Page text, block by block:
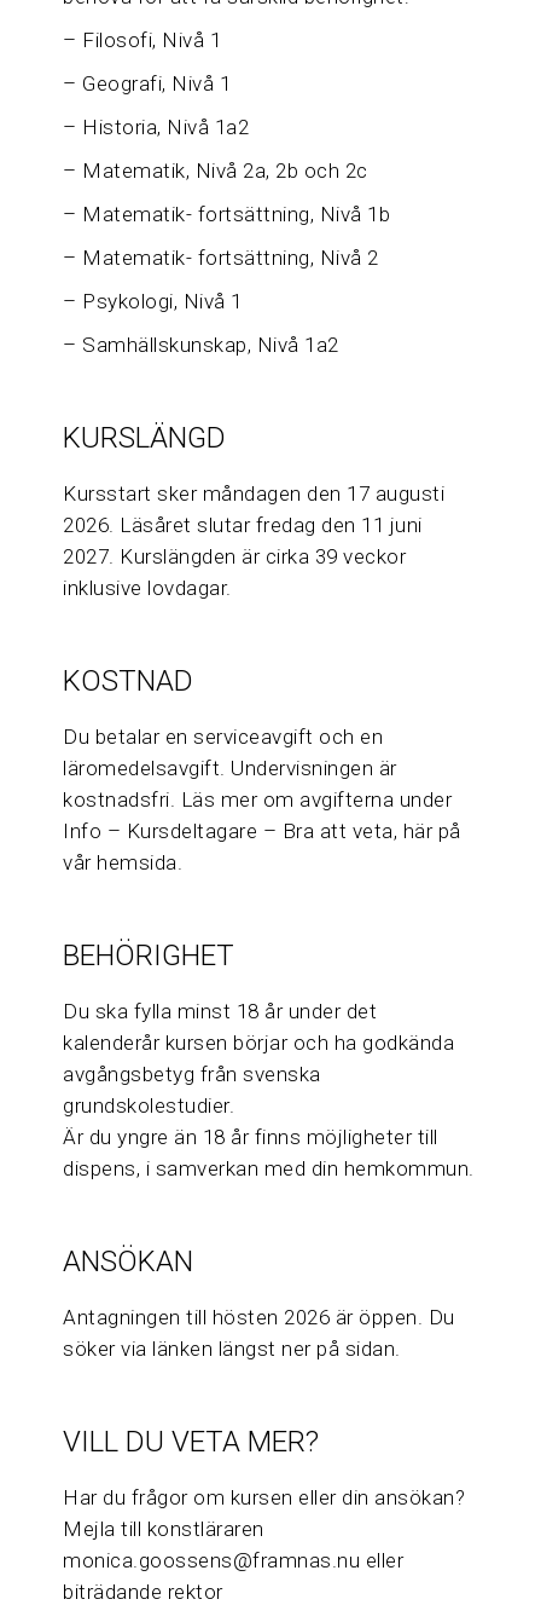
– Filosofi, Nivå 1
– Geografi, Nivå 1
– Historia, Nivå 1a2
– Matematik, Nivå 2a, 2b och 2c
– Matematik- fortsättning, Nivå 1b
– Matematik- fortsättning, Nivå 2
– Psykologi, Nivå 1
– Samhällskunskap, Nivå 1a2
KURSLÄNGD
Kursstart sker måndagen den 17 augusti
2026. Läsåret slutar fredag den 11 juni
2027. Kurslängden är cirka 39 veckor
inklusive lovdagar.
KOSTNAD
Du betalar en serviceavgift och en
läromedelsavgift. Undervisningen är
kostnadsfri. Läs mer om avgifterna under
Info – Kursdeltagare – Bra att veta, här på
vår hemsida.
BEHÖRIGHET
Du ska fylla minst 18 år under det
kalenderår kursen börjar och ha godkända
avgångsbetyg från svenska
grundskolestudier.
Är du yngre än 18 år finns möjligheter till
dispens, i samverkan med din hemkommun.
ANSÖKAN
Antagningen till hösten 2026 är öppen. Du
söker via länken längst ner på sidan.
VILL DU VETA MER?
Har du frågor om kursen eller din ansökan?
Mejla till konstläraren
monica.goossens@framnas.nu eller
biträdande rektor